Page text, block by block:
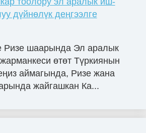
дүйнөлүк деңгээлге
Ризе шаарында Эл аралык
өтөт Түркиянын
аймагында, Ризе жана
жайгашкан Ка...